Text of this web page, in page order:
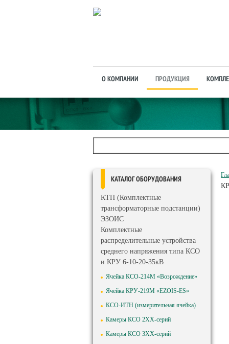
О КОМПАНИИ ПРОДУКЦИЯ
КАТАЛОГ ОБОРУДОВАНИЯ
КТП (Комплектные
трансформаторные подстанции)
ЭЗОИС
Комплектные
распределительные устройства
среднего напряжения типа КСО
и КРУ 6-10-20-35кВ
Ячейка КСО-214М «Возрождение»
Ячейка КРУ-219М «EZOIS-ES»
КСО-ИТН (измерительная ячейка)
Камеры КСО 2ХХ-серий
Камеры КСО 3ХХ-серий